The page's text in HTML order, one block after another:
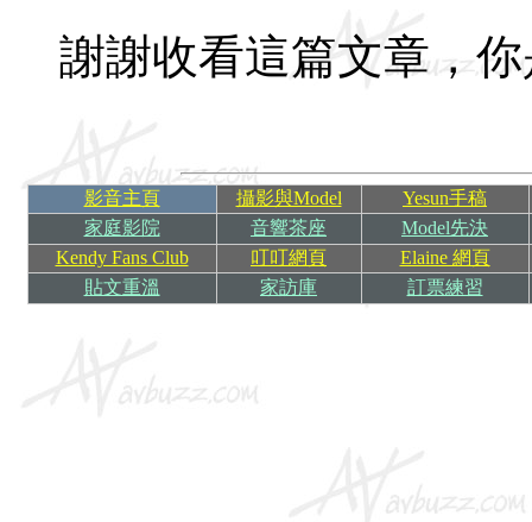
謝謝收看這篇文章，
影音主頁 攝影與Model
Yesun手稿
家庭影院
音響茶座
Model先決
Kendy Fans Club
叮叮網頁
Elaine 網頁
貼文重溫
家訪庫 訂票練習